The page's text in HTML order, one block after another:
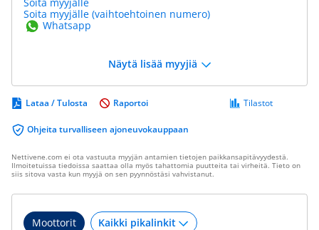
Soita myyjälle (vaihtoehtoinen numero)
Whatsapp
Näytä lisää myyjiä
Lataa / Tulosta
Ohjeita turvalliseen ajoneuvokauppaan
Tilastot
Raportoi
Nettivene.com ei ota vastuuta myyjän antamien tietojen paikkansapitävyydestä.
Ilmoitetuissa tiedoissa saattaa olla myös tahattomia puutteita tai virheitä. Tieto on
siis sitova vasta kun myyjä on sen pyynnöstäsi vahvistanut.
Moottorit